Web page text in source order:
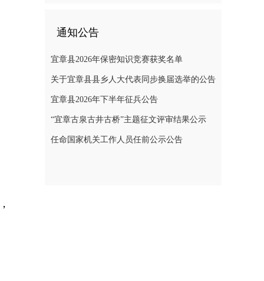
通知公告
宜章县2026年保密知识竞赛获奖名单
关于宜章县县乡人大代表同步换届选举的公告
宜章县2026年下半年征兵公告
“宜章古泉古井古桥”主题征文评审结果公示
任命国家机关工作人员任前公示公告